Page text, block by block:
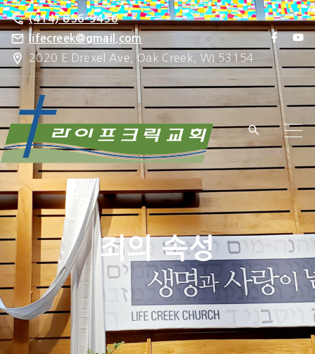
S
k
i
c
o
n
t
(414) 856-9456
lifecreek@gmail.com
2020 E Drexel Ave, Oak Creek, WI 53154
f
a
e
b
o
k
y
o
t
e
죄의 속성